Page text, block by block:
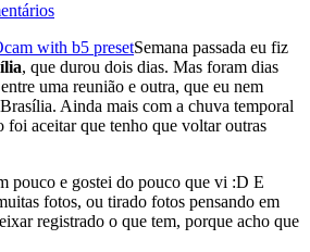
Semana passada eu fiz
, que durou dois dias. Mas foram dias
uma reunião e outra, que eu nem
Ainda mais com a chuva temporal
foi aceitar que tenho que voltar outras
pouco e gostei do pouco que vi :D E
fotos, ou tirado fotos pensando em
registrado o que tem, porque acho que